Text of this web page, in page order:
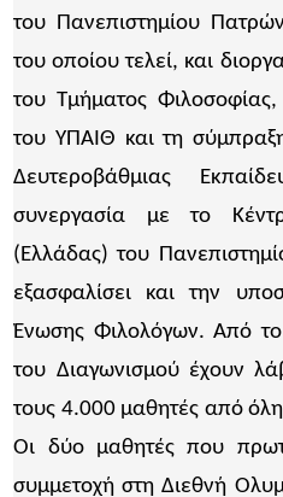
του Πανεπιστημίου
του οποίου τελεί, και
του Τμήματος
του ΥΠΑΙΘ και τη
Δευτεροβάθμιας
συνεργασία με το
(Ελλάδας) του
εξασφαλίσει και την
Ένωσης Φιλολόγων. Από
του Διαγωνισμού έχουν
τους 4.000 μαθητές από όλη
Οι δύο μαθητές που
συμμετοχή στη Διεθνή